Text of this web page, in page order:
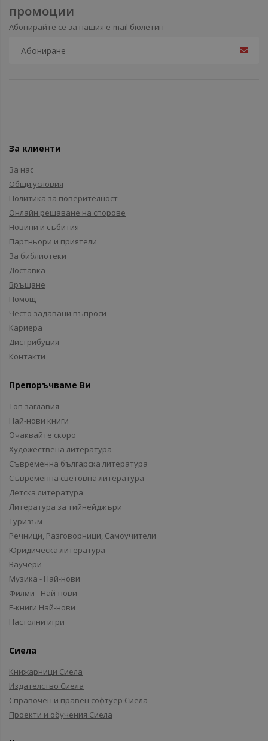
промоции
Абонирайте се за нашия e-mail бюлетин
За клиенти
За нас
Общи условия
Политика за поверителност
Онлайн решаване на спорове
Новини и събития
Партньори и приятели
За библиотеки
Доставка
Връщане
Помощ
Често задавани въпроси
Кариера
Дистрибуция
Контакти
Препоръчваме Ви
Топ заглавия
Най-нови книги
Очаквайте скоро
Художествена литература
Съвременна българска литература
Съвременна световна литература
Детска литература
Литература за тийнейджъри
Туризъм
Речници, Разговорници, Самоучители
Юридическа литература
Ваучери
Музика - Най-нови
Филми - Най-нови
Е-книги Най-нови
Настолни игри
Сиела
Книжарници Сиела
Издателство Сиела
Справочен и правен софтуер Сиела
Проекти и обучения Сиела